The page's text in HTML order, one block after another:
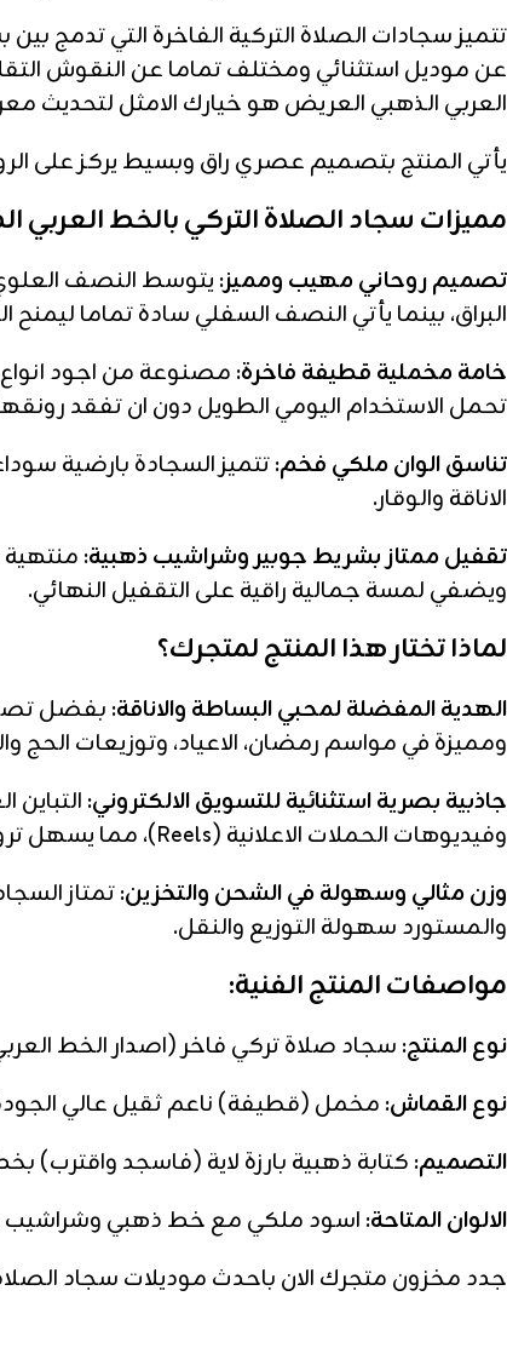
تتميز سجادات الصلاة التركية الفاخرة التي تدمج
عن موديل استثنائي ومختلف تماما عن النقوش
العربي الذهبي العريض هو خيارك الامثل لتحديث
يأتي المنتج بتصميم عصري راق وبسيط يركز على
مميزات سجاد الصلاة التركي بالخط العربي
تصميم روحاني مهيب ومميز: يتوسط النصف
البراق، بينما يأتي النصف السفلي سادة تماما
خامة مخملية قطيفة فاخرة: مصنوعة من اجود انواع
تحمل الاستخدام اليومي الطويل دون ان تفقد
تناسق الوان ملكي فخم:تتميز السجادة بارضية
الاناقة والوقار.
تقفيل ممتاز بشريط جوبير وشراشيب ذهبية:
ويضفي لمسة جمالية راقية على التقفيل النهائي.
لماذا تختار هذا المنتج لمتجرك؟
الهدية المفضلة لمحبي البساطة والاناقة: بفضل
ومميزة في مواسم رمضان، الاعياد، وتوزيعات الحج
جاذبية بصرية استثنائية للتسويق الالكتروني:
وفيديوهات الحملات الاعلانية (Reels)، مما يسهل ترويجها عبر منصات التواصل الاجتماعي.
وزن مثالي وسهولة في الشحن والتخزين:تمتاز
والمستورد سهولة التوزيع والنقل.
مواصفات المنتج الفنية:
نوع المنتج: سجاد صلاة تركي فاخر (اصدار الخط
نوع القماش: مخمل (قطيفة) ناعم ثقيل عالي
التصميم:كتابة ذهبية بارزة لاية (فاسجد واقترب)
الالوان المتاحة:اسود ملكي مع خط ذهبي وشراشيب
جدد مخزون متجرك الان باحدث موديلات سجاد